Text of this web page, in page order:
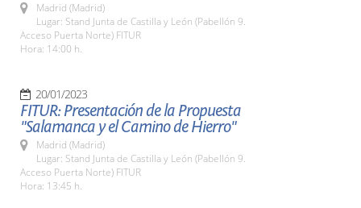
Madrid (Madrid)
Lugar: Stand Junta de Castilla y León (Pabellón 9.
Acceso Puerta Norte) FITUR
Hora: 14:00 h.
20/01/2023
FITUR: Presentación de la Propuesta
"Salamanca y el Camino de Hierro"
Madrid (Madrid)
Lugar: Stand Junta de Castilla y León (Pabellón 9.
Acceso Puerta Norte) FITUR
Hora: 13:45 h.